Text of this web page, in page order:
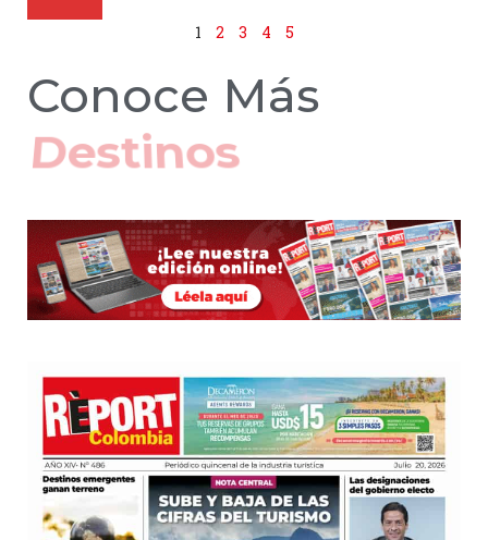
1 2 3 4 5
Conoce Más
Hoteles